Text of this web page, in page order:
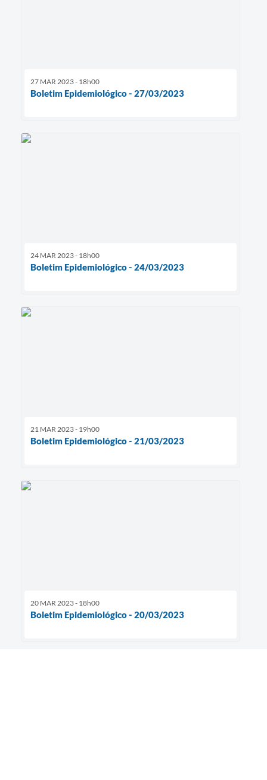
27 MAR 2023 - 18h00
Boletim Epidemiológico - 27/03/2023
24 MAR 2023 - 18h00
Boletim Epidemiológico - 24/03/2023
21 MAR 2023 - 19h00
Boletim Epidemiológico - 21/03/2023
20 MAR 2023 - 18h00
Boletim Epidemiológico - 20/03/2023